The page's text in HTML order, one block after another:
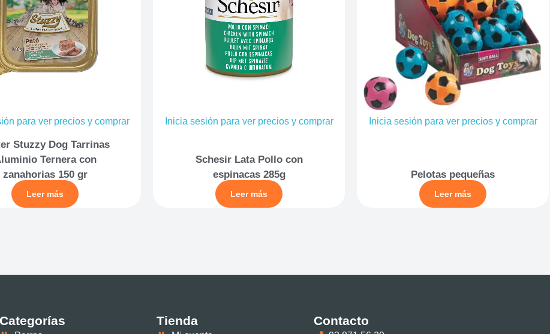
para ver precios y comprar
Stuzzy Dog Tarrinas
Ternera con
zanahorias 150 gr
Leer más
Inicia sesión para ver precios y comprar
Schesir Lata Pollo con
espinacas 285g
Leer más
Inicia sesión para ver precios y comprar
Pelotas pequeñas
Leer más
Categorías Tienda Contacto